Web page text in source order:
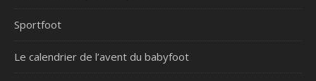
Sportfoot
Le calendrier de l’avent du babyfoot